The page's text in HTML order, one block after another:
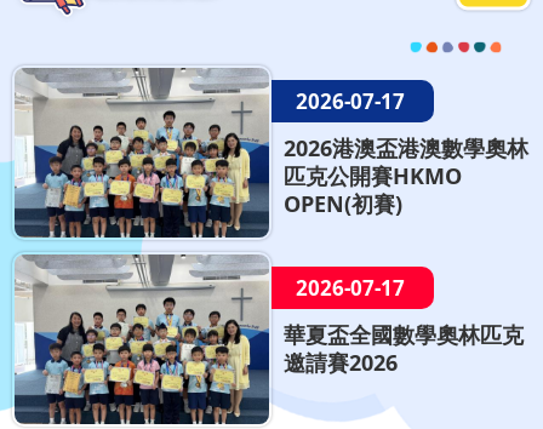
2026-07-17
2026港澳盃港澳數學奧林
匹克公開賽HKMO
OPEN(初賽)
2026-07-17
華夏盃全國數學奧林匹克
邀請賽2026